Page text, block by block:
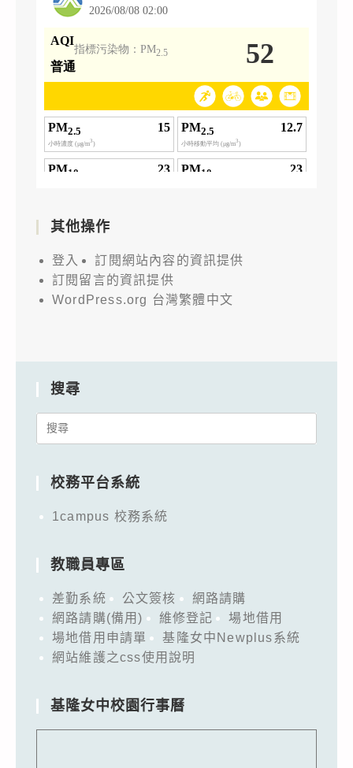
其他操作
登入
訂閱網站內容的資訊提供
訂閱留言的資訊提供
WordPress.org 台灣繁體中文
搜尋
Search
校務平台系統
1campus 校務系統
教職員專區
差勤系統 公文簽核
網路請購
網路請購(備用)
維修登記
場地借用
場地借用申請單
基隆女中Newplus系統
網站維護之css使用說明
基隆女中校園行事曆